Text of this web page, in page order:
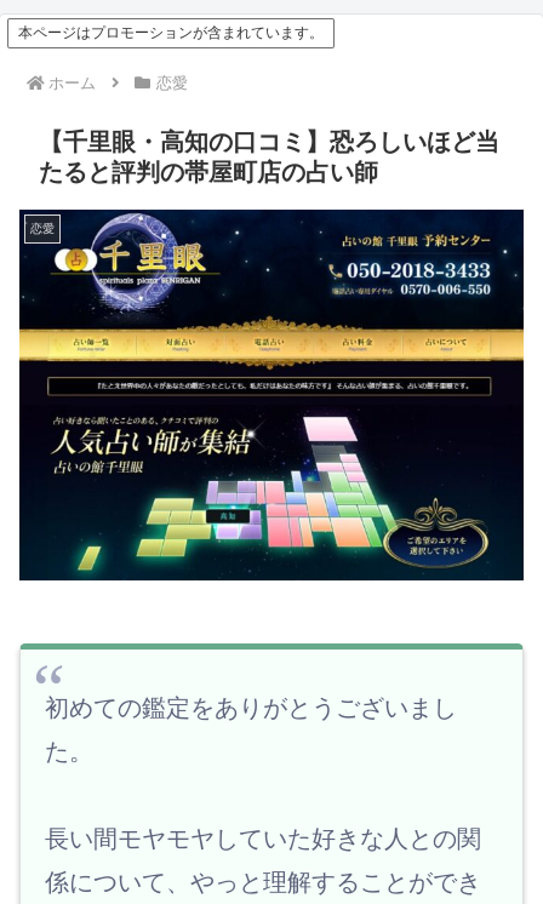
本ページはプロモーションが含まれています。
ホーム 恋愛
【千里眼・高知の口コミ】恐ろしいほど当
たると評判の帯屋町店の占い師
恋愛
初めての鑑定をありがとうございまし
た。
長い間モヤモヤしていた好きな人との関
係について、やっと理解することができ